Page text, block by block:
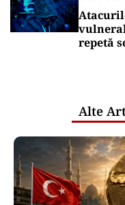
repetă
Alte